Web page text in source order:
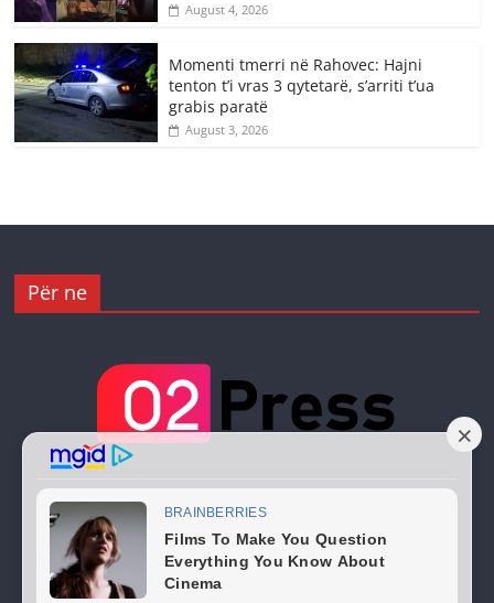
August 4, 2026
Momenti tmerri në Rahovec: Hajni
tenton t’i vras 3 qytetarë, s’arriti t’ua
grabis paratë
August 3, 2026
Për ne
Copyright © 202602 Press. All rights reserved.
Theme:ColorMagby ThemeGrill. Powered by